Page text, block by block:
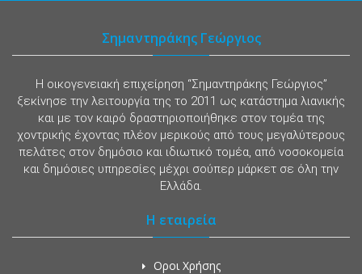
Σημαντηράκης Γεώργιος
Η οικογενειακή επιχείρηση “Σημαντηράκης Γεώργιος”
ξεκίνησε την λειτουργία της το 2011 ως κατάστημα λιανικής
και με τον καιρό δραστηριοποιήθηκε στον τομέα της
χοντρικής έχοντας πλέον μερικούς από τους μεγαλύτερους
πελάτες στον δημόσιο και ιδιωτικό τομέα, από νοσοκομεία
και δημόσιες υπηρεσίες μέχρι σούπερ μάρκετ σε όλη την
Ελλάδα.
Η εταιρεία
Οροι Χρήσης